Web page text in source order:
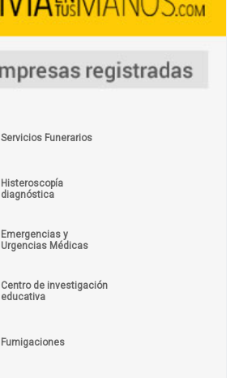
Servicios Funerarios
Histeroscopía
diagnóstica
Emergencias y
Urgencias Médicas
Centro de investigación
educativa
Fumigaciones